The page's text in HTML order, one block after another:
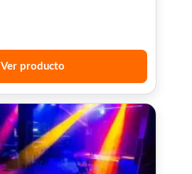
Ver producto